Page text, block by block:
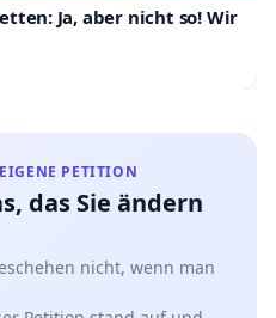
Ja, aber nicht so! Wir
PETITION
das Sie ändern
nicht, wenn man